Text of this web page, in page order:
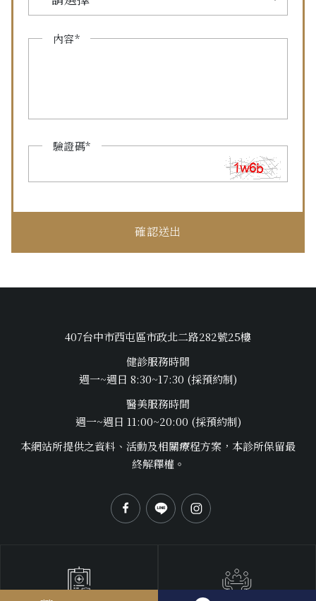
內容*
驗證碼*
確認送出
407台中市西屯區市政北二路282號25樓
健診服務時間
週一~週日 8:30~17:30 (採預約制)
醫美服務時間
週一~週日 11:00~20:00 (採預約制)
本網站所提供之資料、活動及相關療程方案，本診所保留最
終解釋權。